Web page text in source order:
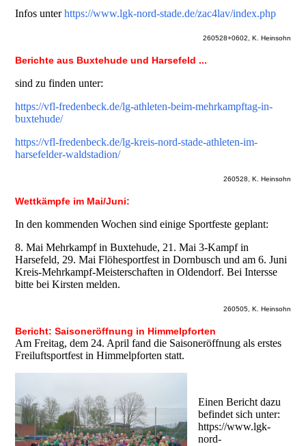
Infos unterhttps://www.lgk-nord-stade.de/zac4lav/index.php
260528+0602, K. Heinsohn
Berichte aus Buxtehude und Harsefeld ...
sind zu finden unter:
https://vfl-fredenbeck.de/lg-athleten-beim-mehrkampftag-in-
buxtehude/
https://vfl-fredenbeck.de/lg-kreis-nord-stade-athleten-im-
harsefelder-waldstadion/
260528, K. Heinsohn
Wettkämpfe im Mai/Juni:
In den kommenden Wochen sind einige Sportfeste geplant:
8. Mai Mehrkampf in Buxtehude, 21. Mai 3-Kampf in
Harsefeld, 29. Mai Flöhesportfest in Dornbusch und am 6. Juni
Kreis-Mehrkampf-Meisterschaften in Oldendorf. Bei Intersse
bitte bei Kirsten melden.
260505, K. Heinsohn
Bericht: Saisoneröffnung in Himmelpforten
Am Freitag, dem 24. April fand die Saisoneröffnung als erstes
Freiluftsportfest in Himmelpforten statt.
Einen Bericht dazu
befindet sich unter:
https://www.lgk-
nord-